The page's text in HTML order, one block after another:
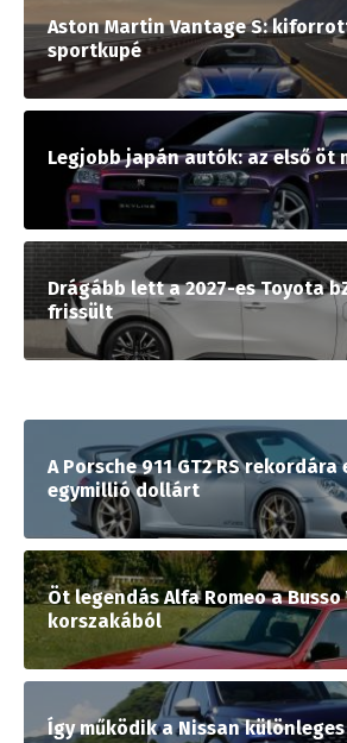
Aston Martin Vantage S:
sportkupé
Legjobb japán autók: az első öt
Drágább lett a 2027-es Toyota
frissült
A Porsche 911 GT2 RS rekordára
egymillió dollárt
Öt legendás Alfa Romeo a Busso
korszakából
Így működik a Nissan